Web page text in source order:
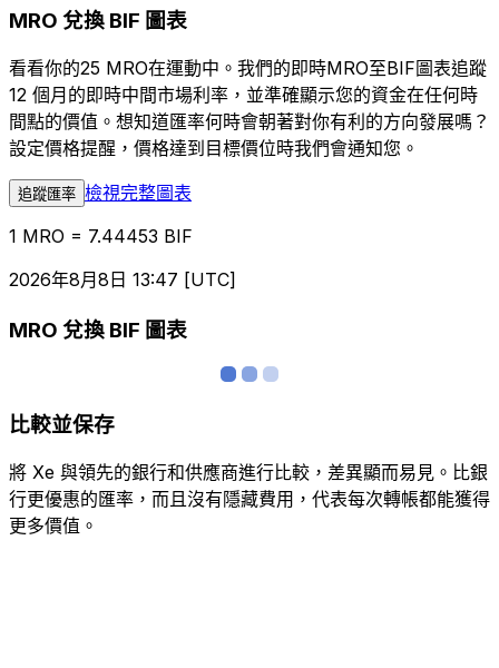
MRO 兌換 BIF 圖表
看看你的25 MRO在運動中。我們的即時MRO至BIF圖表追蹤
12 個月的即時中間市場利率，並準確顯示您的資金在任何時
間點的價值。想知道匯率何時會朝著對你有利的方向發展嗎？
設定價格提醒，價格達到目標價位時我們會通知您。
追蹤匯率 檢視完整圖表
1 MRO = 7.44453 BIF
2026年8月8日 13:47 [UTC]
MRO 兌換 BIF 圖表
比較並保存
將 Xe 與領先的銀行和供應商進行比較，差異顯而易見。比銀
行更優惠的匯率，而且沒有隱藏費用，代表每次轉帳都能獲得
更多價值。